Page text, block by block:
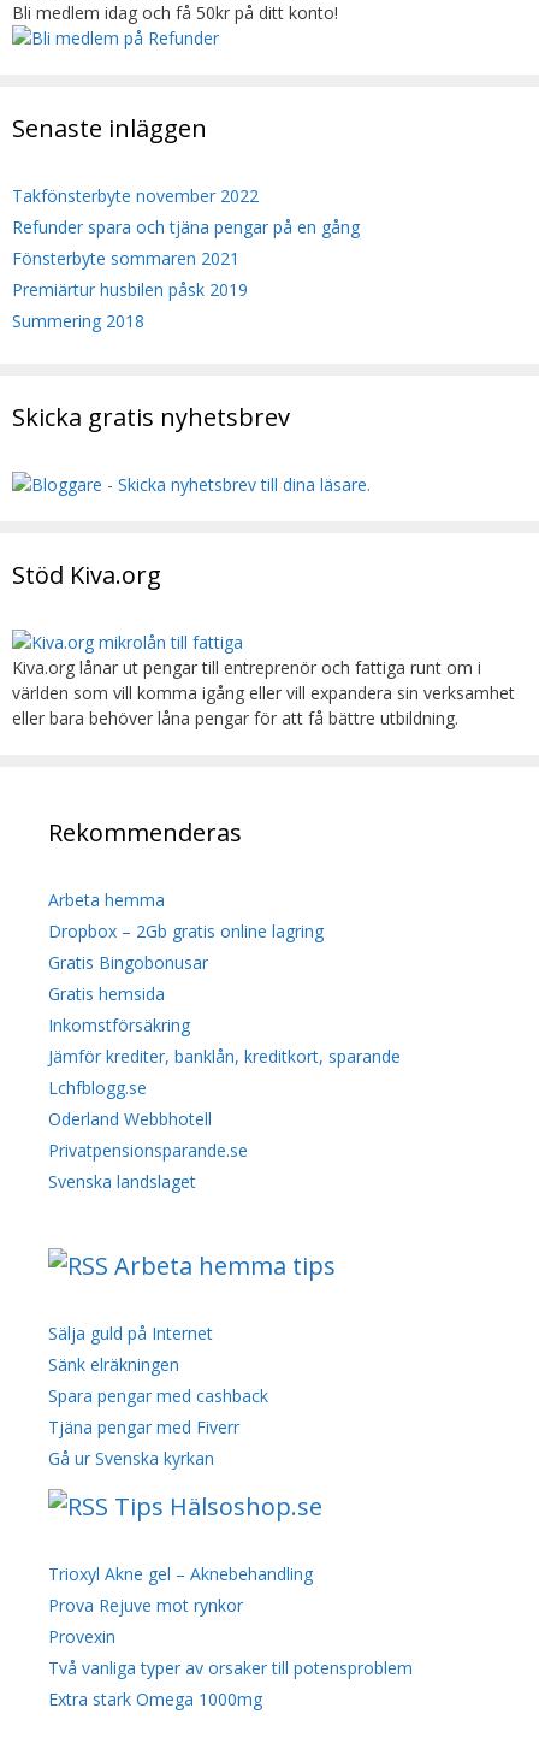
Bli medlem idag och få 50kr på ditt konto!
Senaste inläggen
Takfönsterbyte november 2022
Refunder spara och tjäna pengar på en gång
Fönsterbyte sommaren 2021
Premiärtur husbilen påsk 2019
Summering 2018
Skicka gratis nyhetsbrev
Stöd Kiva.org
Kiva.org lånar ut pengar till entreprenör och fattiga runt om i
världen som vill komma igång eller vill expandera sin verksamhet
eller bara behöver låna pengar för att få bättre utbildning.
Rekommenderas
Arbeta hemma
Dropbox – 2Gb gratis online lagring
Gratis Bingobonusar
Gratis hemsida
Inkomstförsäkring
Jämför krediter, banklån, kreditkort, sparande
Lchfblogg.se
Oderland Webbhotell
Privatpensionsparande.se
Svenska landslaget
Arbeta hemma tips
Sälja guld på Internet
Sänk elräkningen
Spara pengar med cashback
Tjäna pengar med Fiverr
Gå ur Svenska kyrkan
Tips Hälsoshop.se
Trioxyl Akne gel – Aknebehandling
Prova Rejuve mot rynkor
Provexin
Två vanliga typer av orsaker till potensproblem
Extra stark Omega 1000mg